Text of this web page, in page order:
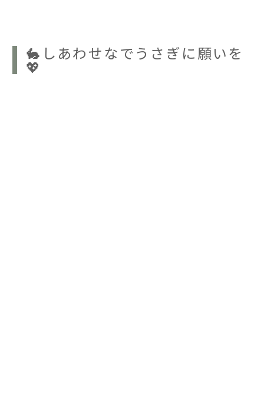
🐇しあわせなでうさぎに願いを
💖